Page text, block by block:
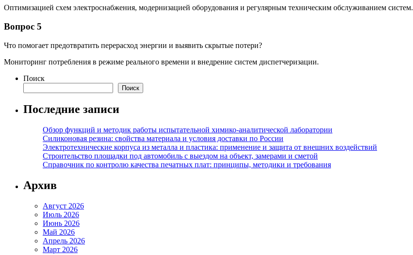
Оптимизацией схем электроснабжения, модернизацией оборудования и регулярным техническим обслуживанием систем.
Вопрос 5
Что помогает предотвратить перерасход энергии и выявить скрытые потери?
Мониторинг потребления в режиме реального времени и внедрение систем диспетчеризации.
Поиск
Поиск
Последние записи
Обзор функций и методик работы испытательной химико-аналитической лаборатории
Силиконовая резина: свойства материала и условия доставки по России
Электротехнические корпуса из металла и пластика: применение и защита от внешних воздействий
Строительство площадки под автомобиль с выездом на объект, замерами и сметой
Справочник по контролю качества печатных плат: принципы, методики и требования
Архив
Август 2026
Июль 2026
Июнь 2026
Май 2026
Апрель 2026
Март 2026